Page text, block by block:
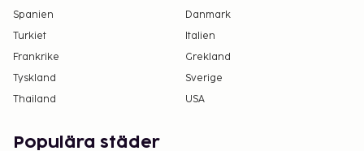
Spanien
Danmark
Turkiet
Italien
Frankrike
Grekland
Tyskland
Sverige
Thailand
USA
Populära städer